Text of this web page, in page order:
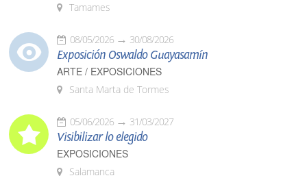
Tamames
08/05/2026 30/08/2026
Exposición Oswaldo Guayasamín
ARTE / EXPOSICIONES
Santa Marta de Tormes
05/06/2026 31/03/2027
Visibilizar lo elegido
EXPOSICIONES
Salamanca